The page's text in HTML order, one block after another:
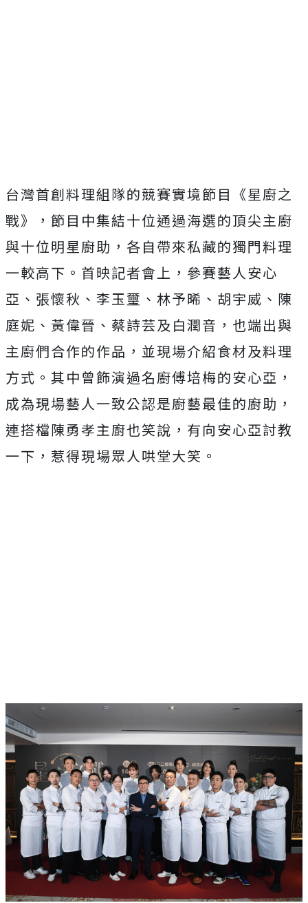
台灣首創料理組隊的競賽實境節目《星廚之
戰》， 節目中集結十位通過海選的頂尖主廚
與十位明星廚助， 各自帶來私藏的獨門料理
一較高下。首映記者會上， 參賽藝人安心
亞、張懷秋、李玉璽、林予晞、胡宇威、陳
庭妮、 黃偉晉、蔡詩芸及白潤音，也端出與
主廚們合作的作品， 並現場介紹食材及料理
方式。其中曾飾演過名廚傅培梅的安心亞，
成為現場藝人一致公認是廚藝最佳的廚助，
連搭檔陳勇孝主廚也笑說，有向安心亞討教
一下， 惹得現場眾人哄堂大笑。